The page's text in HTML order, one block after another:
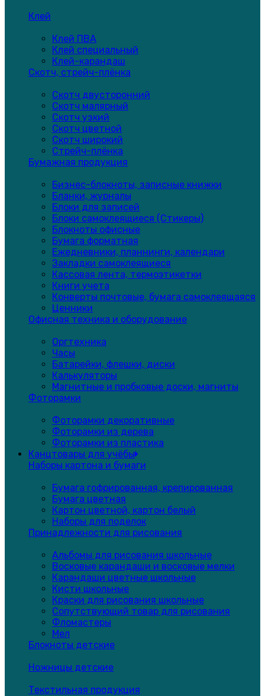
Клей
Клей ПВА
Клей специальный
Клей-карандаш
Скотч, стрейч-плёнка
Скотч двусторонний
Скотч малярный
Скотч узкий
Скотч цветной
Скотч широкий
Стрейч-плёнка
Бумажная продукция
Бизнес-блокноты, записные книжки
Бланки, журналы
Блоки для записей
Блоки самоклеящиеся (Стикеры)
Блокноты офисные
Бумага форматная
Ежедневники, планнинги, календари
Закладки самоклеящиеся
Кассовая лента, термоэтикетки
Книги учета
Конверты почтовые, бумага самоклеящаяся
Ценники
Офисная техника и оборудование
Оргтехника
Часы
Батарейки, флешки, диски
Калькуляторы
Магнитные и пробковые доски, магниты
Фоторамки
Фоторамки декоративные
Фоторамки из дерева
Фоторамки из пластика
Канцтовары для учёбы
Наборы картона и бумаги
Бумага гофрированная, крепированная
Бумага цветная
Картон цветной, картон белый
Наборы для поделок
Принадлежности для рисования
Альбомы для рисования школьные
Восковые карандаши и восковые мелки
Карандаши цветные школьные
Кисти школьные
Краски для рисования школьные
Сопутствующий товар для рисования
Фломастеры
Мел
Блокноты детские
Ножницы детские
Текстильная продукция